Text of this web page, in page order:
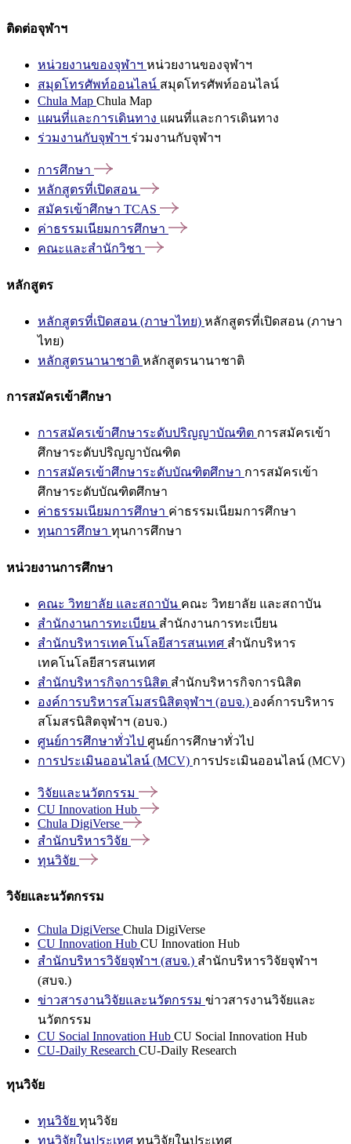
ติดต่อจุฬาฯ
หน่วยงานของจุฬาฯ หน่วยงานของจุฬาฯ
สมุดโทรศัพท์ออนไลน์ สมุดโทรศัพท์ออนไลน์
Chula Map Chula Map
แผนที่และการเดินทาง แผนที่และการเดินทาง
ร่วมงานกับจุฬาฯ ร่วมงานกับจุฬาฯ
การศึกษา
หลักสูตรที่เปิดสอน
สมัครเข้าศึกษา TCAS
ค่าธรรมเนียมการศึกษา
คณะและสำนักวิชา
หลักสูตร
หลักสูตรที่เปิดสอน (ภาษาไทย) หลักสูตรที่เปิดสอน (ภาษา
ไทย)
หลักสูตรนานาชาติ หลักสูตรนานาชาติ
การสมัครเข้าศึกษา
การสมัครเข้าศึกษาระดับปริญญาบัณฑิต การสมัครเข้า
ศึกษาระดับปริญญาบัณฑิต
การสมัครเข้าศึกษาระดับบัณฑิตศึกษา การสมัครเข้า
ศึกษาระดับบัณฑิตศึกษา
ค่าธรรมเนียมการศึกษา ค่าธรรมเนียมการศึกษา
ทุนการศึกษา ทุนการศึกษา
หน่วยงานการศึกษา
คณะ วิทยาลัย และสถาบัน คณะ วิทยาลัย และสถาบัน
สำนักงานการทะเบียน สำนักงานการทะเบียน
สำนักบริหารเทคโนโลยีสารสนเทศ สำนักบริหาร
เทคโนโลยีสารสนเทศ
สำนักบริหารกิจการนิสิต สำนักบริหารกิจการนิสิต
องค์การบริหารสโมสรนิสิตจุฬาฯ (อบจ.) องค์การบริหาร
สโมสรนิสิตจุฬาฯ (อบจ.)
ศูนย์การศึกษาทั่วไป ศูนย์การศึกษาทั่วไป
การประเมินออนไลน์ (MCV) การประเมินออนไลน์ (MCV)
วิจัยและนวัตกรรม
CU Innovation Hub
Chula DigiVerse
สำนักบริหารวิจัย
ทุนวิจัย
วิจัยและนวัตกรรม
Chula DigiVerse Chula DigiVerse
CU Innovation Hub CU Innovation Hub
สำนักบริหารวิจัยจุฬาฯ (สบจ.) สำนักบริหารวิจัยจุฬาฯ
(สบจ.)
ข่าวสารงานวิจัยและนวัตกรรม ข่าวสารงานวิจัยและ
นวัตกรรม
CU Social Innovation Hub CU Social Innovation Hub
CU-Daily Research CU-Daily Research
ทุนวิจัย
ทุนวิจัย ทุนวิจัย
ทุนวิจัยในประเทศ ทุนวิจัยในประเทศ